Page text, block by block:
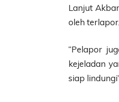
Lanjut
oleh
“Pelapor
kejeladan
siap